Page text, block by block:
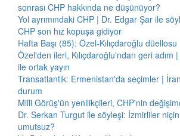
sonrası CHP hakkında ne düşünüyor?
Yol ayrımındaki CHP | Dr. Edgar Şar ile
CHP son hız kopuşa gidiyor
Hafta Başı (85): Özel-Kılıçdaroğlu düellosu
Özel'den ileri, Kılıçdaroğlu'ndan geri adım
ile ortak yayın
Transatlantik: Ermenistan'da seçimler |
durum
Milli Görüş'ün yenilikçileri, CHP'nin
Dr. Serkan Turgut ile söyleşi: İzmirliler niçin
umutsuz?